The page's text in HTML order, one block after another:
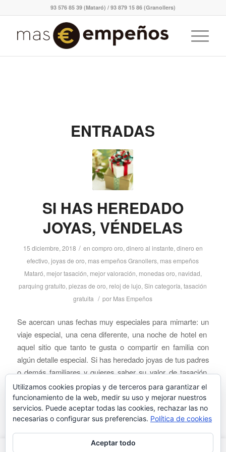
93 576 85 39 (Mataró) / 93 879 15 86 (Granollers)
ENTRADAS
SI HAS HEREDADO
JOYAS, VÉNDELAS
15 diciembre, 2018 / en compro oro, dinero al instante, dinero en
efectivo,joyas de oro, mas empeños Granollers, mas empeños
Mataró, mejor tasación, mejor valoración, monedas oro, navidad,
parquing gratuito,piezas de oro, reloj de lujo,Sin categoría,tasación
gratuita / por Mas Empeños
Se acercan unas fechas muy especiales para mimarte: un
viaje especial, una cena diferente, una noche de hotel en
aquel sitio que tanto te gusta o compartir en familia con
algún detalle especial. Si has heredado joyas de tus padres
o demás familiares y quieres saber su valor de tasación,
ven a mas empeños. Aquí […]
Leer más
Utilizamos cookies propias y de terceros para garantizar el
funcionamiento de la web, medir su uso y mejorar nuestros
servicios. Puede aceptar todas las cookies, rechazar las no
necesarias o configurar sus preferencias. Política de cookies
Aceptar todo